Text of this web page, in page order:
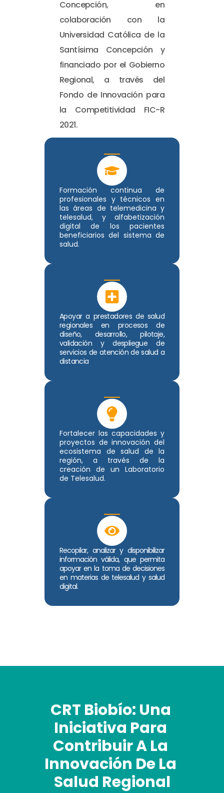
Formación continua de
profesionales y técnicos en
las áreas de telemedicina y
telesalud, y alfabetización
digital de los pacientes
beneficiarios del sistema de
salud.
Apoyar a prestadores de salud
regionales en procesos de
diseño, desarrollo, pilotaje,
validación y despliegue de
servicios de atención de salud a
distancia
Fortalecer las capacidades y
proyectos de innovación del
ecosistema de salud de la
región, a través de la
creación de un Laboratorio
de Telesalud.
Recopilar, analizar y disponibilizar
información válida, que permita
apoyar en la toma de decisiones
en materias de telesalud y salud
digital.
Concepción, en
colaboración con la
Universidad Católica de la
Santísima Concepción y
financiado por el Gobierno
Regional, a través del
Fondo de Innovación para
la Competitividad FIC-R
2021.
CRT Biobío: Una
Iniciativa Para
Contribuir A La
Innovación De La
Salud Regional